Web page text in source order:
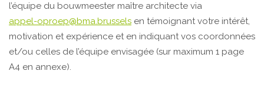
l’équipe du bouwmeester maître architecte via
appel-oproep@bma.brussels en témoignant votre intérêt,
motivation et expérience et en indiquant vos coordonnées
et/ou celles de l’équipe envisagée (sur maximum 1 page
A4 en annexe).